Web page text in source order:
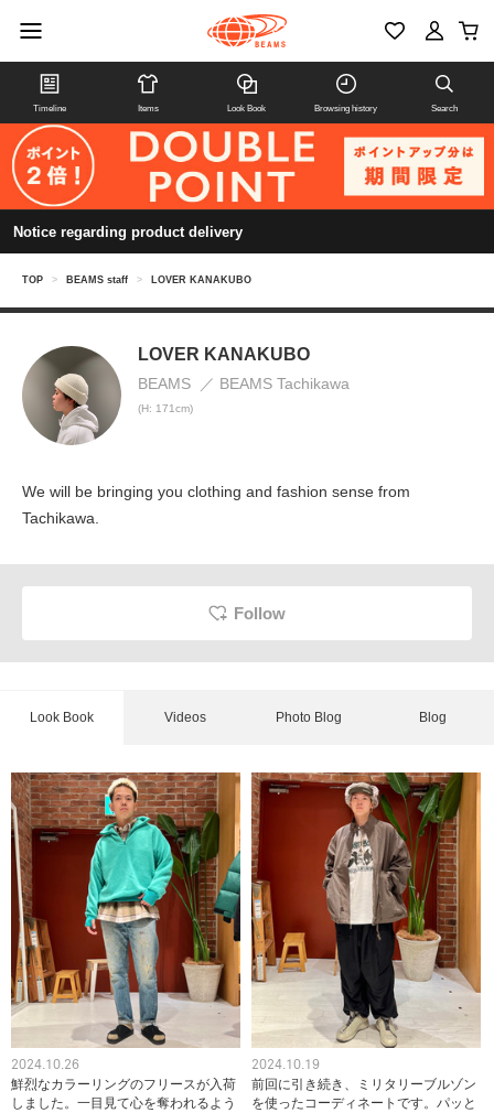
Timeline Items Look Book Browsing history Search
Notice regarding product delivery
TOP > BEAMS staff > LOVER KANAKUBO
LOVER KANAKUBO
BEAMS BEAMS Tachikawa
(H: 171cm)
We will be bringing you clothing and fashion sense from
Tachikawa.
Follow
Look Book Videos Photo Blog Blog
2024.10.26
鮮烈なカラーリングのフリースが入荷
しました。一目見て心を奪われるよう
2024.10.19
前回に引き続き、ミリタリーブルゾン
を使ったコーディネートです。パッと